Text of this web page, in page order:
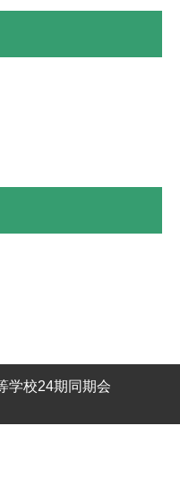
学校24期同期会